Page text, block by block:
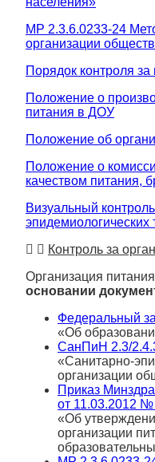
МР 2.3.6.0233-24
организации
Порядок контроля за
Положение о
питания в ДОУ
Положение об
Положение о
качеством питания,
Визуальный
эпидемиологических
Контроль за
Организация
основании
Федеральный
«Об
СанПиН 2.3/
«Санитарно-
организации
Приказ
от 11.03.2012
«Об
организации